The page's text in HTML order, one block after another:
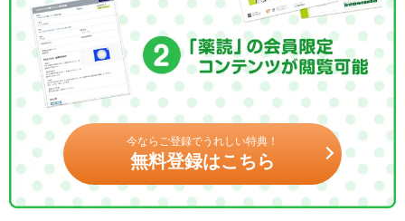
今ならご登録でうれしい特典！
無料登録はこちら